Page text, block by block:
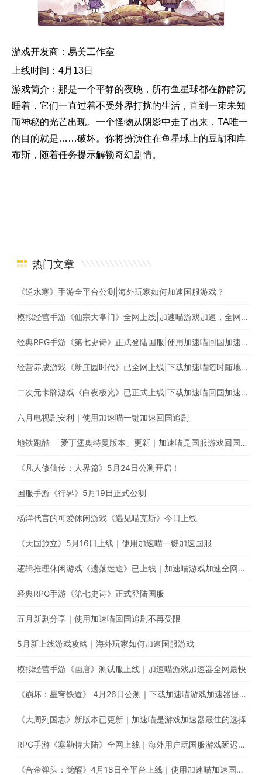
游戏开发商：易美工作室
上线时间：4月13日
游戏简介：那是一个平静的夜晚，所有鱼星球都在静静沉
睡着，它们一直过着不受外界打扰的生活，直到一束未知
而神秘的光芒出现。一个怪物从阴影中走了出来，TA唯一
的目的就是……破坏。你将扮演住在鱼星球上的豆胡和库
布斯，随着任务提示解锁奇幻剧情。
热门文章
《逆水寒》手游全平台公测|海外玩家如何加速国服游戏？
模拟经营手游《仙宗大掌门》全网上线|加速喵游戏加速，全网最快
经典RPG手游《第七史诗》正式登陆国服|使用加速喵回国加速爆款游戏随意畅玩
经营养成游戏《新庄园时代》已全网上线|下载加速喵随时随地畅享游戏加速
二次元卡牌游戏《白夜极光》已正式上线|下载加速喵回国加速器一键加速国服游戏
六月电视剧安利｜使用加速喵一键加速回国追剧
地铁跑酷 「爱丁堡奥特曼版本」更新｜加速喵是国服游戏回国加速的最佳选择
《凡人修仙传：人界篇》5月24日公测开启！
国服手游《行界》5月19日正式公测
杨洋代言的可爱休闲游戏《遇见喵克斯》今日上线
《天国旅立》5月16日上线｜使用加速喵一键加速国服
逻辑推理休闲游戏《遗落迷途》已上线｜加速喵游戏加速全网最快
经典RPG手游《第七史诗》正式登陆国服
五月新剧分享｜使用加速喵回国追剧不再受限
5月新上线游戏攻略｜海外玩家如何加速国服游戏
模拟经营手游《画唐》测试服上线｜加速喵游戏加速器全网最快
《崩坏：星穹铁道》 4月26日公测｜下载加速喵游戏加速器提升游戏体验
《大周列国志》新版本已更新｜加速喵是游戏加速器最佳的选择
RPG手游《塞勒特大陆》全网上线｜海外用户玩国服游戏延迟高卡顿怎么办？
《合金弹头：觉醒》4月18日全平台上线｜使用加速喵加速国服游戏提升游戏体验